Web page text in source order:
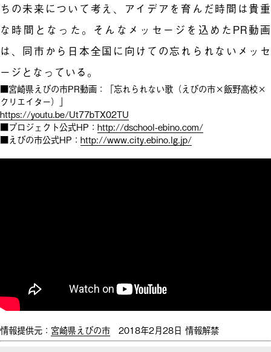
ちの未来について考え、アイデアを育んだ時間は貴重
な時間となった。そんなメッセージを込めたPR動画
は、同市から日本全国に向けての忘れられないメッセ
ージとなっている。
■宮崎県えびの市PR動画：「忘れられない歌（えびの市×飯野高校×
クリエイター）」
https://youtu.be/Ut77bTX02TU
■プロジェクト公式HP： http://dschool-ebino.com/
■えびの市公式HP： http://www.city.ebino.lg.jp/
情報提供元： 宮崎県えびの市 2018年2月28日 情報解禁